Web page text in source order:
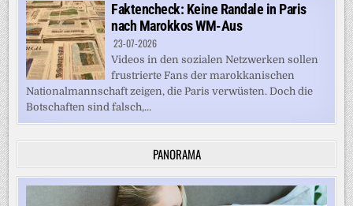
Faktencheck: Keine Randale in Paris
nach Marokkos WM-Aus
23-07-2026
Videos in den sozialen Netzwerken sollen
frustrierte Fans der marokkanischen
Nationalmannschaft zeigen, die Paris verwüsten. Doch die
Botschaften sind falsch,...
PANORAMA